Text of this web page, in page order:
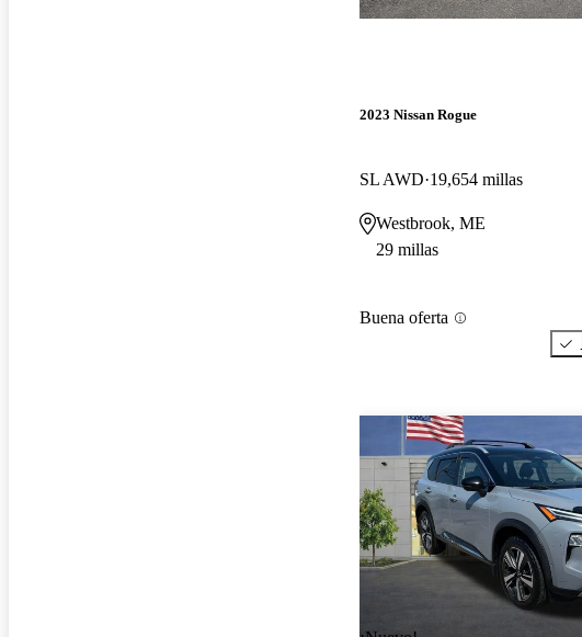
2023 Nissan Rogue
SL AWD 19,654 millas
Westbrook, ME
29 millas
Buena oferta